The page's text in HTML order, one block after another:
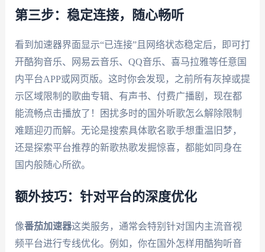
第三步：稳定连接，随心畅听
看到加速器界面显示“已连接”且网络状态稳定后，即可打
开酷狗音乐、网易云音乐、QQ音乐、喜马拉雅等任意国
内平台APP或网页版。这时你会发现，之前所有灰掉或提
示区域限制的歌曲专辑、有声书、付费广播剧，现在都
能流畅点击播放了！困扰多时的国外听歌怎么解除限制
难题迎刃而解。无论是搜索具体歌名歌手想重温旧梦，
还是探索平台推荐的新歌热歌发掘惊喜，都能如同身在
国内般随心所欲。
额外技巧：针对平台的深度优化
像番茄加速器这类服务，通常会特别针对国内主流音视
频平台进行专线优化。例如，你在国外怎样用酷狗听音